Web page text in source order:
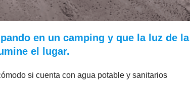
en un camping y que la luz de la
el lugar.
si cuenta con agua potable y sanitarios